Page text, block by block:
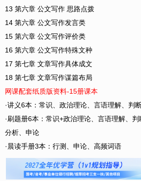
13 第六章 公文写作 思路点拨
14 第六章 公文写作发言类
15 第六章 公文写作评价类
16 第六章 公文写作特殊文种
17 第七章 文章写作具体成文
18 第七章 文章写作谋篇布局
网课配套纸质版资料-15册课本
·讲义6本： 常识、政治理论、言语理解、判
·刷题册6本： 常识+政治理论、言语理解、
分析、申论
·晨读手册3本： 行测、申论、高频词语